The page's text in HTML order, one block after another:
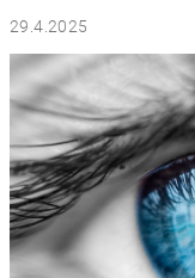
29.4.2025